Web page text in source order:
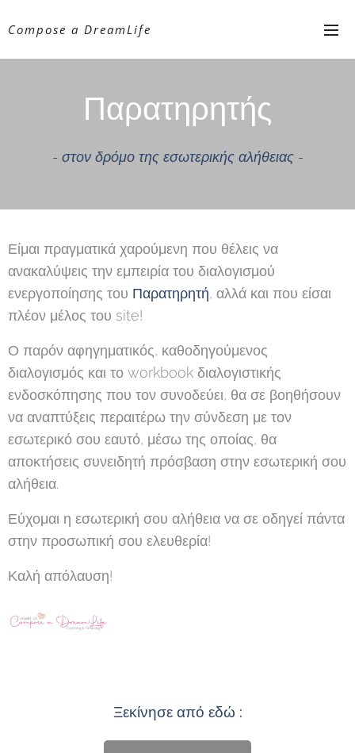
Compose a DreamLife
Παρατηρητής
- στον δρόμο της εσωτερικής αλήθειας -
Είμαι πραγματικά χαρούμενη που θέλεις να
ανακαλύψεις την εμπειρία του διαλογισμού
ενεργοποίησης του Παρατηρητή, αλλά και που είσαι
πλέον μέλος του site!
Ο παρόν αφηγηματικός, καθοδηγούμενος
διαλογισμός και το workbook διαλογιστικής
ενδοσκόπησης που τον συνοδεύει, θα σε βοηθήσουν
να αναπτύξεις περαιτέρω την σύνδεση με τον
εσωτερικό σου εαυτό, μέσω της οποίας, θα
αποκτήσεις συνειδητή πρόσβαση στην εσωτερική σου
αλήθεια.
Εύχομαι η εσωτερική σου αλήθεια να σε οδηγεί πάντα
στην προσωπική σου ελευθερία!
Καλή απόλαυση!
Ξεκίνησε από εδώ :